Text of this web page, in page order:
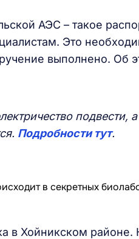
АЭС – такое
Это
выполнено. Об
подвести,
Подробности тут.
в Хойникском районе.